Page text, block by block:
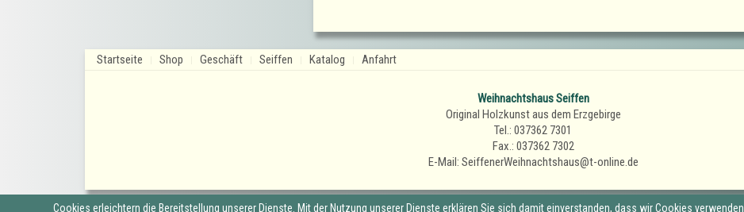
Startseite Shop Geschäft Seiffen Katalog Anfahrt
Weihnachtshaus Seiffen
Original Holzkunst aus dem Erzgebirge
Tel.: 037362 7301
Fax.: 037362 7302
E-Mail: SeiffenerWeihnachtshaus@t-online.de
Cookies erleichtern die Bereitstellung unserer Dienste. Mit der Nutzung unserer Dienste erklären Sie sich damit einverstanden, dass wir Cookies verwenden.